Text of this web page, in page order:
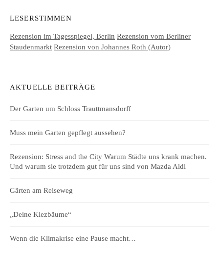
LESERSTIMMEN
Rezension im Tagesspiegel, Berlin Rezension vom Berliner
Staudenmarkt Rezension von Johannes Roth (Autor)
AKTUELLE BEITRÄGE
Der Garten um Schloss Trauttmansdorff
Muss mein Garten gepflegt aussehen?
Rezension: Stress and the City Warum Städte uns krank machen.
Und warum sie trotzdem gut für uns sind von Mazda Aldi
Gärten am Reiseweg
„Deine Kiezbäume“
Wenn die Klimakrise eine Pause macht…